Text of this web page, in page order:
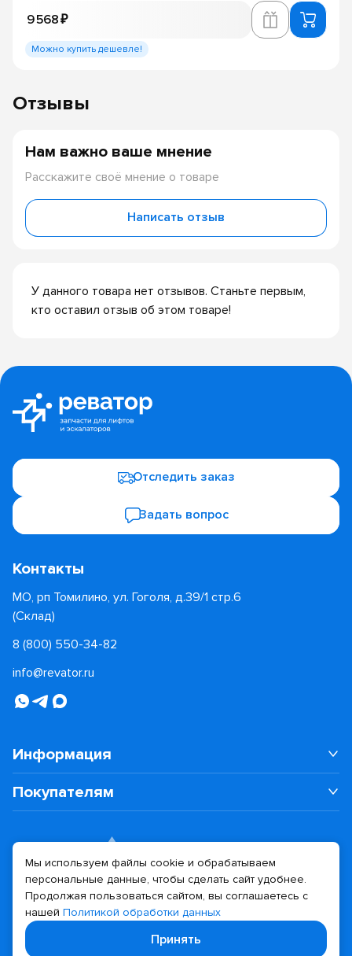
9 568 ₽
Можно купить дешевле!
Отзывы
У данного товара нет отзывов. Станьте первым,
кто оставил отзыв об этом товаре!
Нам важно ваше мнение
Расскажите своё мнение о товаре
Написать отзыв
Отследить заказ
Задать вопрос
Контакты
МО, рп Томилино, ул. Гоголя, д.39/1 стр.6
(Склад)
8 (800) 550-34-82
info@revator.ru
Информация
Покупателям
Политика конфиденциальности
Дизайн сайта Разработка сайта
Мы используем файлы cookie и обрабатываем
персональные данные, чтобы сделать сайт удобнее.
Продолжая пользоваться сайтом, вы соглашаетесь с
нашей Политикой обработки данных
Принять